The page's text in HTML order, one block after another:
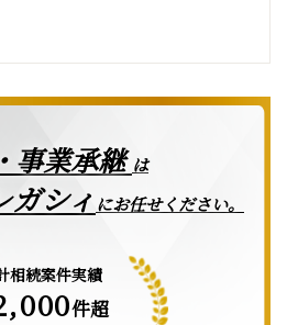
事業承継は
ガシィ にお任せください。
相続案件実績
件超